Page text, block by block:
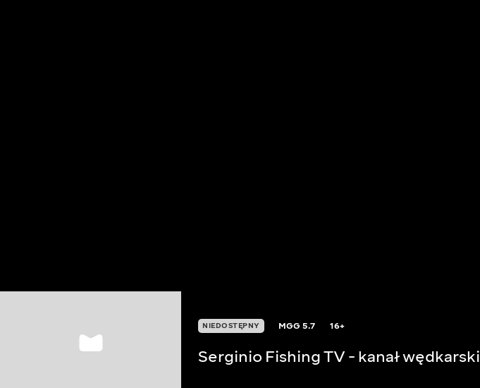
NIEDOSTĘPNY MGG5.7 16+
Serginio Fishing TV - kanał wędkarski